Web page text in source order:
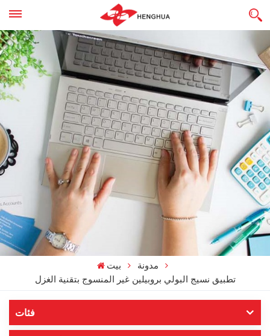
بيت
مدونة
تطبيق نسيج البولي بروبيلين غير المنسوج بتقنية الغزل
فئات